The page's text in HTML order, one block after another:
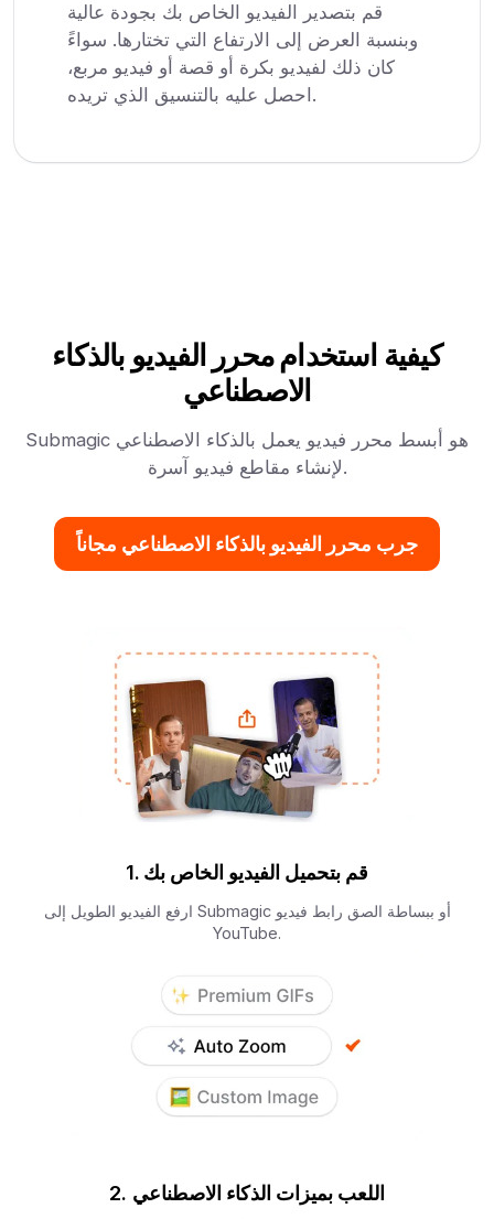
قم بتصدير الفيديو الخاص بك بجودة عالية
وبنسبة العرض إلى الارتفاع التي تختارها. سواءً
كان ذلك لفيديو بكرة أو قصة أو فيديو مربع،
احصل عليه بالتنسيق الذي تريده.
كيفية استخدام محرر الفيديو بالذكاء
الاصطناعي
Submagic هو أبسط محرر فيديو يعمل بالذكاء الاصطناعي
لإنشاء مقاطع فيديو آسرة.
جرب محرر الفيديو بالذكاء الاصطناعي مجاناً
1. قم بتحميل الفيديو الخاص بك
ارفع الفيديو الطويل إلى Submagic أو ببساطة الصق رابط فيديو
YouTube.
2. اللعب بميزات الذكاء الاصطناعي